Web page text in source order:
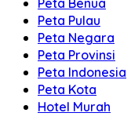
HD
Peta Benua
Peta Pulau
Peta Negara
Peta Provinsi
Peta Indonesia
Peta Kota
Hotel Murah